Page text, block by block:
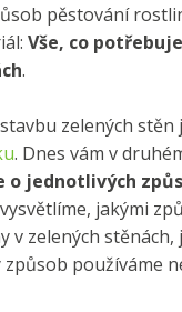
pěstování
Vše, co
.
zelených stěn
. Dnes vám v
o jednotlivých
jakými
v zelených stěnách,
používáme